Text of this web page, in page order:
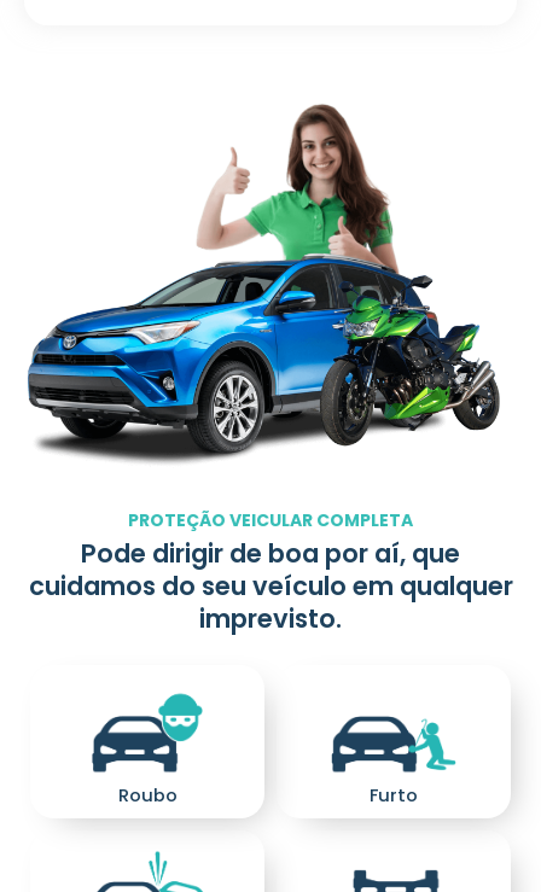
PROTEÇÃO VEICULAR COMPLETA
Pode dirigir de boa por aí, que
cuidamos do seu veículo em qualquer
imprevisto.
Roubo Furto